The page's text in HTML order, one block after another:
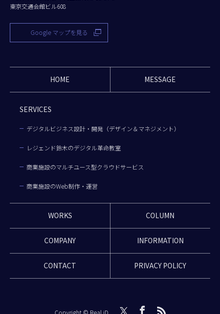
東京交通会館ビル608
Google マップを見る
HOME MESSAGE
SERVICES
デジタルビジネス設計・開発（デザイン＆マネジメント）
レジェンド鈴木のデジタル革命教室
商業施設のマルチユース型クラウドサービス
商業施設のWeb制作・運営
WORKS COLUMN
COMPANY INFORMATION
CONTACT PRIVACY POLICY
Copyright © Real iD